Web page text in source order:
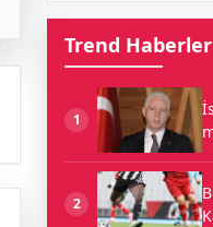
Trend Haberler
1
2